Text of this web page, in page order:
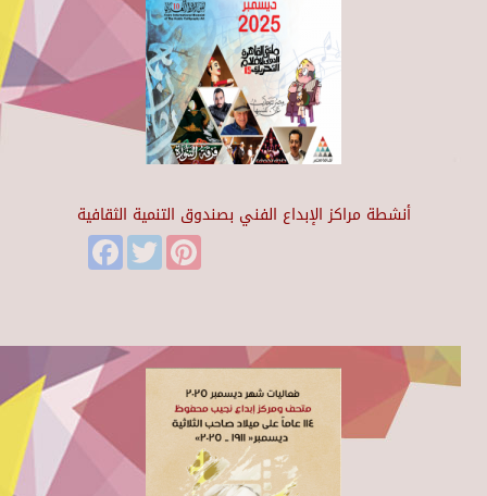
أنشطة مراكز الإبداع الفني بصندوق التنمية الثقافية
FacebookTwitter